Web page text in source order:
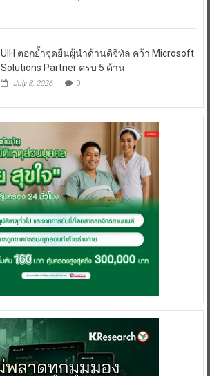
UIH ตอกย้ำจุดยืนผู้นำด้านดิจิทัล คว้า Microsoft
Solutions Partner ครบ 5 ด้าน
July 8, 2026 0